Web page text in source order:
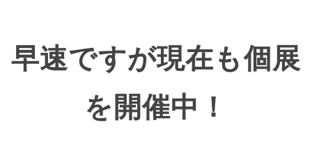
早速ですが現在も個展
を開催中！